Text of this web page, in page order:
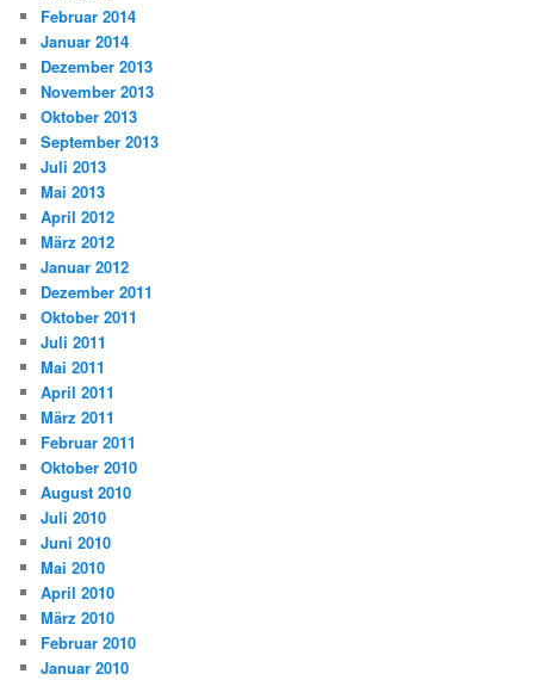
Februar 2014
Januar 2014
Dezember 2013
November 2013
Oktober 2013
September 2013
Juli 2013
Mai 2013
April 2012
März 2012
Januar 2012
Dezember 2011
Oktober 2011
Juli 2011
Mai 2011
April 2011
März 2011
Februar 2011
Oktober 2010
August 2010
Juli 2010
Juni 2010
Mai 2010
April 2010
März 2010
Februar 2010
Januar 2010